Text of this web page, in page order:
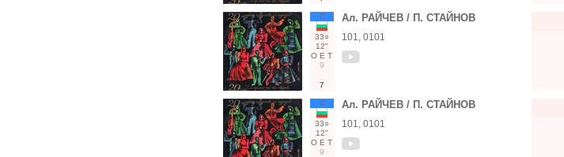
С
33○
12"
О Е Т
9
7
Ал. РАЙЧЕВ / П. СТАЙНОВ
101, 0101
С
33○
12"
О Е Т
9
Ал. РАЙЧЕВ / П. СТАЙНОВ
101, 0101